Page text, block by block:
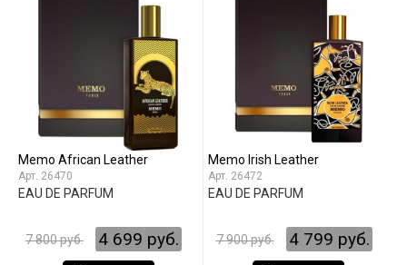
Memo African Leather
26470
EAU DE PARFUM
7 800 руб. 4 699 руб.
Memo Irish Leather
26472
EAU DE PARFUM
7 900 руб. 4 799 руб.